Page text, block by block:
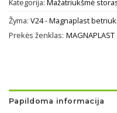
Kategorija: Mažatriukšmė
Žyma: V24 - Magnaplast
Prekės ženklas: MAGNAPLAST
Papildoma informacija